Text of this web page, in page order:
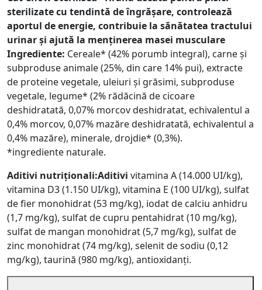
sterilizate cu tendintă de îngrășare, controlează
aportul de energie, contribuie la sănătatea tractului
urinar și ajută la menținerea masei musculare
Ingrediente: Cereale* (42% porumb integral), carne și
subproduse animale (25%, din care 14% pui), extracte
de proteine vegetale, uleiuri și grăsimi, subproduse
vegetale, legume* (2% rădăcină de cicoare
deshidratată, 0,07% morcov deshidratat, echivalentul a
0,4% morcov, 0,07% mazăre deshidratată, echivalentul a
0,4% mazăre), minerale, drojdie* (0,3%).
*ingrediente naturale.
Aditivi nutriționali:Aditivi vitamina A (14.000 UI/kg),
vitamina D3 (1.150 UI/kg), vitamina E (100 UI/kg), sulfat
de fier monohidrat (53 mg/kg), iodat de calciu anhidru
(1,7 mg/kg), sulfat de cupru pentahidrat (10 mg/kg),
sulfat de mangan monohidrat (5,7 mg/kg), sulfat de
zinc monohidrat (74 mg/kg), selenit de sodiu (0,12
mg/kg), taurină (980 mg/kg), antioxidanți.